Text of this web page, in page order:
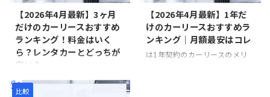
考にしてほしい。
【2026年4月最新】3ヶ月
だけのカーリースおすすめ
ランキング！料金はいく
ら？レンタカーとどっちが
安い？
は3ヶ月契約のカーリースのメ
リット・デメリット、料金シミ
【2026年4月最新】1年だ
けのカーリースおすすめラ
ンキング｜月額最安はコレ
は1年契約のカーリースのメリ
比較